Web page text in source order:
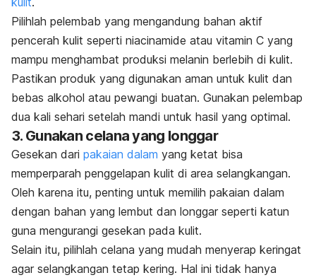
Pilihlah pelembab yang mengandung bahan aktif
pencerah kulit seperti niacinamide atau vitamin C yang
mampu menghambat produksi melanin berlebih di kulit.
Pastikan produk yang digunakan aman untuk kulit dan
bebas alkohol atau pewangi buatan. Gunakan pelembap
dua kali sehari setelah mandi untuk hasil yang optimal.
3. Gunakan celana yang longgar
Gesekan dari pakaian dalam yang ketat bisa
memperparah penggelapan kulit di area selangkangan.
Oleh karena itu, penting untuk memilih pakaian dalam
dengan bahan yang lembut dan longgar seperti katun
guna mengurangi gesekan pada kulit.
Selain itu, pilihlah celana yang mudah menyerap keringat
agar selangkangan tetap kering. Hal ini tidak hanya